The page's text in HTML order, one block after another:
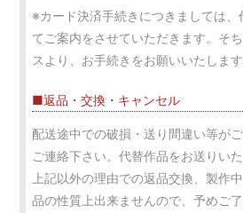
※カード決済手続きにつきましては、
てご案内をさせていただきます。そ
スより、お手続きをお願いいたします
■返品・交換・キャンセル
配送途中での破損・送り間違い等が
ご連絡下さい。代替作品をお送りいた
上記以外の理由での返品交換、製作
品の性質上出来ませんので、予めご了